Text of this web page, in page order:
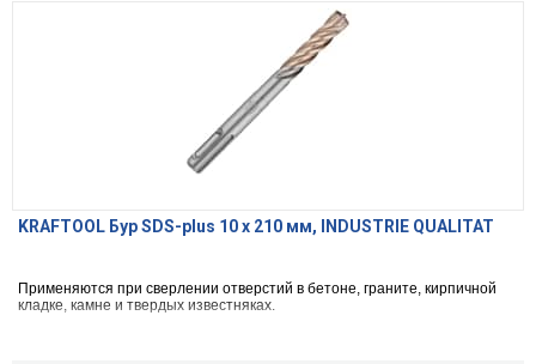
KRAFTOOL Бур SDS-plus 10 x 210 мм, INDUSTRIE QUALITAT
Применяются при сверлении отверстий в бетоне, граните, кирпичной
кладке, камне и твердых известняках.